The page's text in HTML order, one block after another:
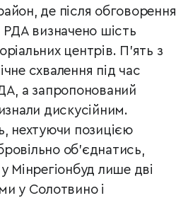
де після обговорення
РДА визначено шість
центрів. П’ять з
схвалення під час
а запропонований
дискусійним.
нехтуючи позицією
об’єднатись,
Мінрегіонбуд лише дві
у Солотвино і